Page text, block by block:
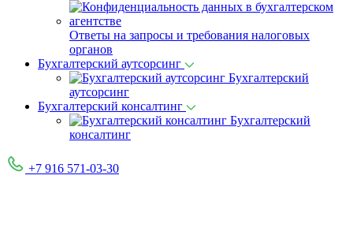
Ответы на запросы и требования налоговых
органов
Бухгалтерский аутсорсинг
Бухгалтерский
аутсорсинг
Бухгалтерский консалтинг
Бухгалтерский
консалтинг
+7 916 571-03-30